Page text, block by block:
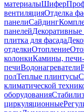
материалыШифер
вентиляцияОтделка
панелиСайдинг
панелейДекоративные
плитка для фасада
отделкиОтопление
колонкиКамины,
печиВодонагреватели
полТеплые плинтусы
климатической
оборудования
циркуляционные